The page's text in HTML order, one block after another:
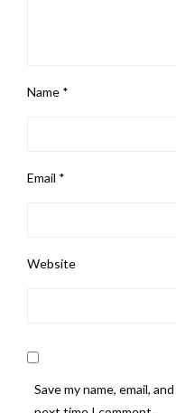
Name *
Email *
Website
Save my name, email,